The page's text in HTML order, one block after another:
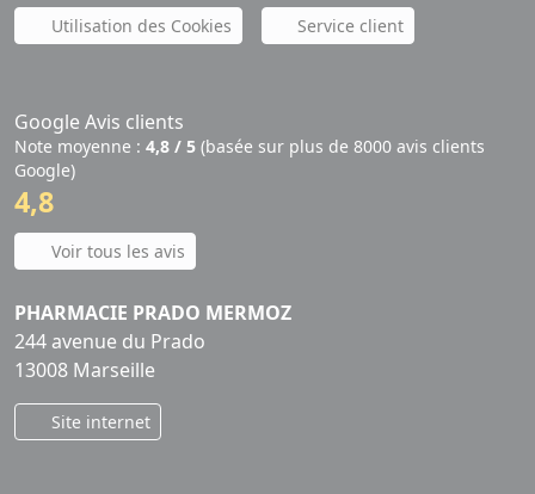
Utilisation des Cookies Service client
Google Avis clients
Note moyenne : 4,8 / 5 (basée sur plus de 8000 avis clients
Google)
4,8
Voir tous les avis
PHARMACIE PRADO MERMOZ
244 avenue du Prado
13008 Marseille
Site internet